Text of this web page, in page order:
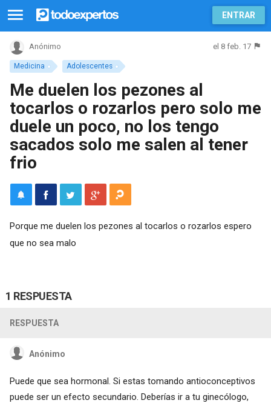
ENTRAR
Medicina Adolescentes
Anónimo el 8 feb. 17
Me duelen los pezones al
tocarlos o rozarlos pero solo me
duele un poco, no los tengo
sacados solo me salen al tener
frio
Porque me duelen los pezones al tocarlos o rozarlos espero
que no sea malo
1 RESPUESTA
RESPUESTA
Anónimo
Puede que sea hormonal. Si estas tomando antioconceptivos
puede ser un efecto secundario. Deberías ir a tu ginecólogo,